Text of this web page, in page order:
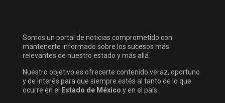
Somos un portal de noticias comprometido con
mantenerte informado sobre los sucesos más
relevantes de nuestro estado y más allá.
Nuestro objetivo es ofrecerte contenido veraz, oportuno
y de interés para que siempre estés al tanto de lo que
ocurre en el
Estado de México y en el país.